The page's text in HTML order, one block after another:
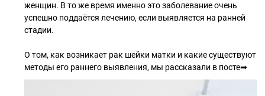
женщин. В то же время именно это заболевание очень
успешно поддаётся лечению, если выявляется на ранней
стадии.
О том, как возникает рак шейки матки и какие существуют
методы его раннего выявления, мы рассказали в посте➡